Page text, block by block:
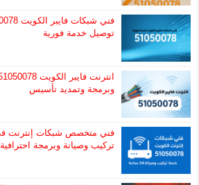
توصيل خدمة فورية
وبرمجة وتمديد تأسيس
تركيب وصيانة وبرمجة احترافية